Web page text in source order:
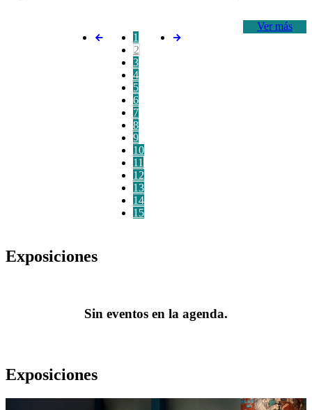
Ver más
1
2
3
4
5
6
7
8
9
10
11
12
13
14
15
Exposiciones
Sin eventos en la agenda.
Exposiciones